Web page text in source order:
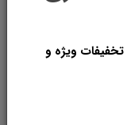
وینیل آبیویژه و